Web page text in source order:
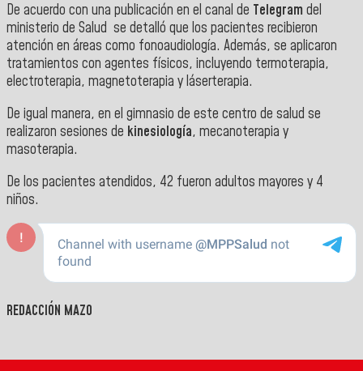
De acuerdo con una publicación en el canal de Telegram del
ministerio de Salud se detalló que los pacientes recibieron
atención en áreas como fonoaudiología. Además, se aplicaron
tratamientos con agentes físicos, incluyendo termoterapia,
electroterapia, magnetoterapia y láserterapia.
De igual manera, en el gimnasio de este centro de salud se
realizaron sesiones de kinesiología, mecanoterapia y
masoterapia.
De los pacientes atendidos, 42 fueron adultos mayores y 4
niños.
REDACCIÓN MAZO